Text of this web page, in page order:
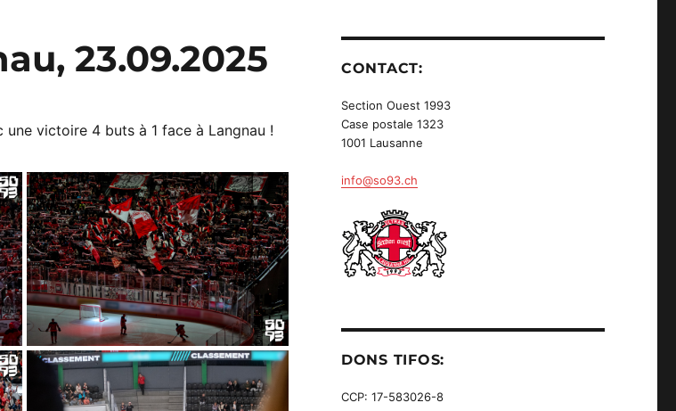
23.09.2025
victoire 4 buts à 1 face à Langnau !
CONTACT:
Section Ouest 1993
Case postale 1323
1001 Lausanne
info@so93.ch
DONS TIFOS:
CCP: 17-583026-8